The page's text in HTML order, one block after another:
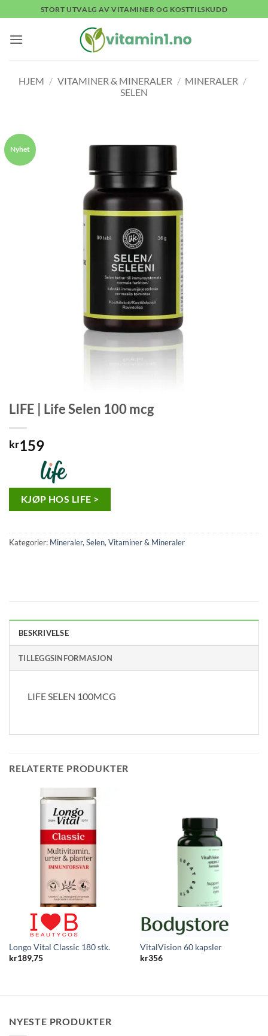
to
content
STORT UTVALG AV VITAMINER OG KOSTTILSKUDD
HJEM / VITAMINER & MINERALER / MINERALER /
SELEN
LIFE | Life Selen 100 mcg
kr159
KJØP HOS LIFE >
Kategorier: Mineraler,Selen,Vitaminer & Mineraler
BESKRIVELSE
TILLEGGSINFORMASJON
LIFE SELEN 100MCG
RELATERTE PRODUKTER
Longo Vital Classic 180 stk.
kr189,75
VitalVision 60 kapsler
kr356
NYESTE PRODUKTER